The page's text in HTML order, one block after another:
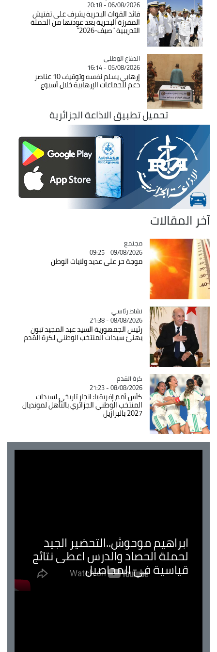
06/08/2026 - 20:18
قائد القوات البحرية يشرف على تفتيش
المفرزة البحرية بعد عودتها من الحملة
التدريبية "صيف-2026"
Catégorie
الدفاع الوطني
05/08/2026 - 16:14
إرهابي يسلم نفسه وتوقيف 10 عناصر
دعم للجماعات الإرهابية خلال أسبوع
تحميل تطبيق الاذاعة الجزائرية
آخر المقالات
Catégorie
مجتمع
09/08/2026 - 09:25
موجة حر على عديد ولايات الوطن
Catégorie
نشاط رئاسي
08/08/2026 - 21:38
رئيس الجمهورية السيد عبد المجيد تبون
يهنئ سيدات المنتخب الوطني لكرة القدم
Catégorie
كرة القدم
08/08/2026 - 21:23
كأس أمم إفريقيا: انجاز تاريخي لسيدات
المنتخب الوطني الجزائري بالتأهل لمونديال
2027 بالبرازيل
ابراهيم موحوش..التحضير الجيد
لحملة الحصاد والدرس اعطى نتائج
قياسية في المحاصيل